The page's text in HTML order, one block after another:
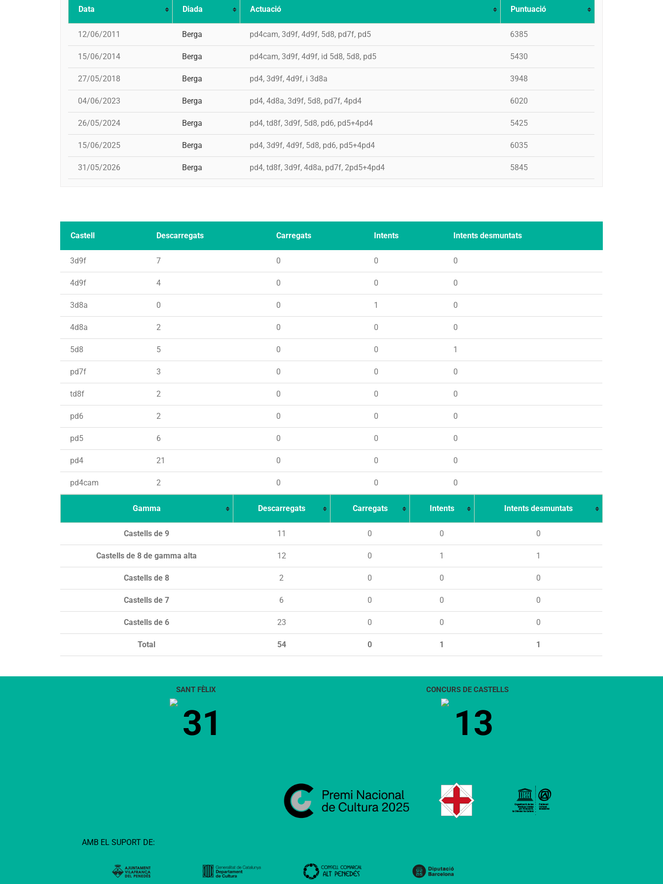
Data Diada Actuació Puntuació
12/06/2011 Berga pd4cam, 3d9f, 4d9f, 5d8, pd7f, pd5 6385
15/06/2014 Berga pd4cam, 3d9f, 4d9f, id 5d8, 5d8, pd5 5430
27/05/2018 Berga pd4, 3d9f, 4d9f, i 3d8a 3948
04/06/2023 Berga pd4, 4d8a, 3d9f, 5d8, pd7f, 4pd4 6020
26/05/2024 Berga pd4, td8f, 3d9f, 5d8, pd6, pd5+4pd4 5425
15/06/2025 Berga pd4, 3d9f, 4d9f, 5d8, pd6, pd5+4pd4 6035
31/05/2026 Berga pd4, td8f, 3d9f, 4d8a, pd7f, 2pd5+4pd4 5845
Castell Descarregats Carregats Intents Intents desmuntats
3d9f 7 0 0 0
4d9f 4 0 0 0
3d8a 0 0 1 0
4d8a 2 0 0 0
5d8 5 0 0 1
pd7f 3 0 0 0
td8f 2 0 0 0
pd6 2 0 0 0
pd5 6 0 0 0
pd4 21 0 0 0
pd4cam 2 0 0 0
Gamma Descarregats Carregats Intents Intents desmuntats
Total 54 0 1 1
Castells de 9 11 0 0 0
Castells de 8 de gamma alta 12 0 1 1
Castells de 8 2 0 0 0
Castells de 7 6 0 0 0
Castells de 6 23 0 0 0
SANT FÈLIX
31
CONCURS DE CASTELLS
13
AMB EL SUPORT DE: